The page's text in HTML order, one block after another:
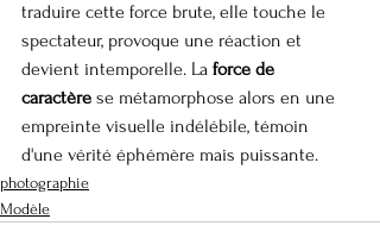
traduire cette force brute, elle touche le
spectateur, provoque une réaction et
devient intemporelle. La force de
caractère se métamorphose alors en une
empreinte visuelle indélébile, témoin
d'une vérité éphémère mais puissante.
photographie
Modèle